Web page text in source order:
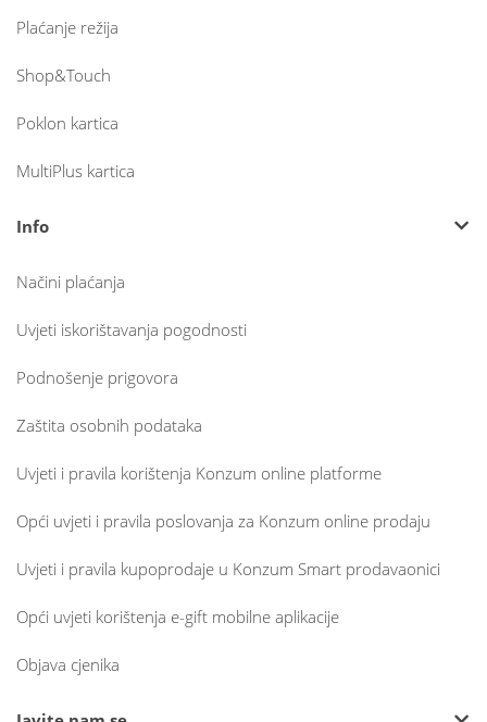
Plaćanje režija
Shop&Touch
Poklon kartica
MultiPlus kartica
Info
Načini plaćanja
Uvjeti iskorištavanja pogodnosti
Podnošenje prigovora
Zaštita osobnih podataka
Uvjeti i pravila korištenja Konzum online platforme
Opći uvjeti i pravila poslovanja za Konzum online prodaju
Uvjeti i pravila kupoprodaje u Konzum Smart prodavaonici
Opći uvjeti korištenja e-gift mobilne aplikacije
Objava cjenika